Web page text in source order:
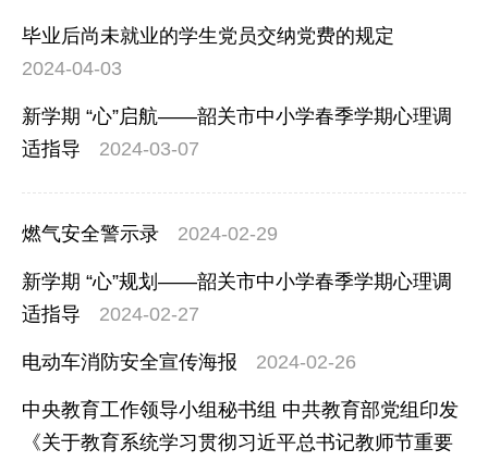
毕业后尚未就业的学生党员交纳党费的规定
2024-04-03
新学期 “心”启航——韶关市中小学春季学期心理调
适指导
2024-03-07
燃气安全警示录 2024-02-29
新学期 “心”规划——韶关市中小学春季学期心理调
适指导
2024-02-27
电动车消防安全宣传海报 2024-02-26
中央教育工作领导小组秘书组 中共教育部党组印发
《关于教育系统学习贯彻习近平总书记教师节重要